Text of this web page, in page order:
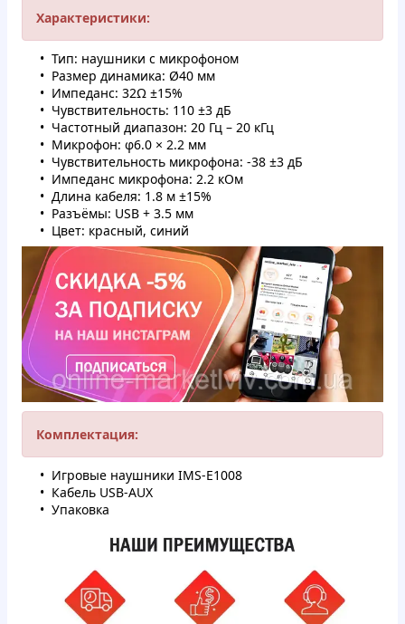
Характеристики:
Тип: наушники с микрофоном
Размер динамика: Ø40 мм
Импеданс: 32Ω ±15%
Чувствительность: 110 ±3 дБ
Частотный диапазон: 20 Гц – 20 кГц
Микрофон: φ6.0 × 2.2 мм
Чувствительность микрофона: -38 ±3 дБ
Импеданс микрофона: 2.2 кОм
Длина кабеля: 1.8 м ±15%
Разъёмы: USB + 3.5 мм
Цвет: красный, синий
Комплектация:
Игровые наушники IMS-E1008
Кабель USB-AUX
Упаковка